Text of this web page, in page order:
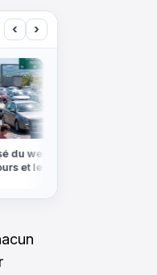
‹ ›
week-end du
et les axes à
On
cette